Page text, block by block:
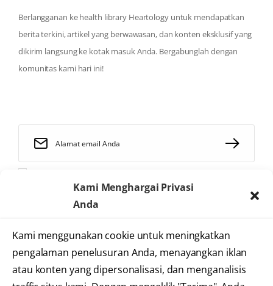
Kami Menghargai Privasi
Anda
Kami menggunakan cookie untuk meningkatkan
pengalaman penelusuran Anda, menayangkan iklan
atau konten yang dipersonalisasi, dan menganalisis
Berlangganan ke health library Heartology untuk mendapatkan
berita terkini, artikel yang berwawasan, dan konten eksklusif yang
dikirim langsung ke kotak masuk Anda. Bergabunglah dengan
komunitas kami hari ini!
2025 © Heartology
Cardiovascular Hospital